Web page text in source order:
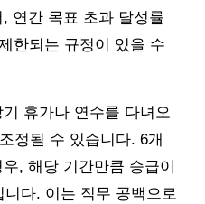
연간 목표 초과 달성률
한되는 규정이 있을 수
휴가나 연수를 다녀오
정될 수 있습니다. 6개
, 해당 기간만큼 승급이
다. 이는 직무 공백으로